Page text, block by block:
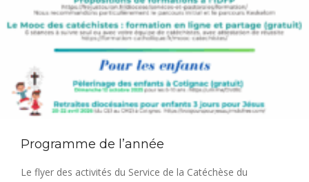
Programme de l’année
Le flyer des activités du Service de la Catéchèse du